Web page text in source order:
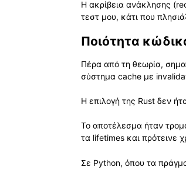
Η ακρίβεια ανάκλησης
τεστ μου, κάτι που
Ποιότητα
Πέρα από τη θεωρία,
σύστημα cache με
Η επιλογή της Rust δεν
Το αποτέλεσμα ήταν
τα lifetimes και πρότεινε
Σε Python, όπου τα